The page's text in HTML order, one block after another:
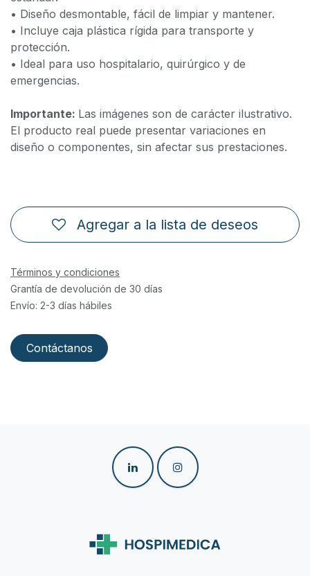
• Diseño desmontable, fácil de limpiar y mantener.
• Incluye caja plástica rígida para transporte y
protección.
• Ideal para uso hospitalario, quirúrgico y de
emergencias.
Importante: Las imágenes son de carácter ilustrativo.
El producto real puede presentar variaciones en
diseño o componentes, sin afectar sus prestaciones.
Agregar a la lista de deseos
Términos y condiciones
Grantía de devolución de 30 días
Envío: 2-3 días hábiles
Contáctanos